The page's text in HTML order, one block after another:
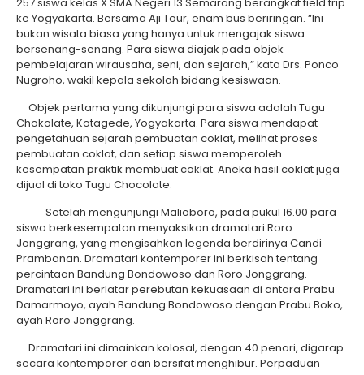
ke Yogyakarta. Bersama Aji Tour, enam bus beriringan. “Ini
bukan wisata biasa yang hanya untuk mengajak siswa
bersenang-senang. Para siswa diajak pada objek
pembelajaran wirausaha, seni, dan sejarah,” kata Drs. Ponco
Nugroho, wakil kepala sekolah bidang kesiswaan.
Objek pertama yang dikunjungi para siswa adalah Tugu
Chokolate, Kotagede, Yogyakarta. Para siswa mendapat
pengetahuan sejarah pembuatan coklat, melihat proses
pembuatan coklat, dan setiap siswa memperoleh
kesempatan praktik membuat coklat. Aneka hasil coklat juga
dijual di toko Tugu Chocolate.
Setelah mengunjungi Malioboro, pada pukul 16.00 para
siswa berkesempatan menyaksikan dramatari Roro
Jonggrang, yang mengisahkan legenda berdirinya Candi
Prambanan. Dramatari kontemporer ini berkisah tentang
percintaan Bandung Bondowoso dan Roro Jonggrang.
Dramatari ini berlatar perebutan kekuasaan di antara Prabu
Damarmoyo, ayah Bandung Bondowoso dengan Prabu Boko,
ayah Roro Jonggrang.
Dramatari ini dimainkan kolosal, dengan 40 penari, digarap
secara kontemporer dan bersifat menghibur. Perpaduan